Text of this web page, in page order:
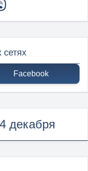
Facebook
декабря